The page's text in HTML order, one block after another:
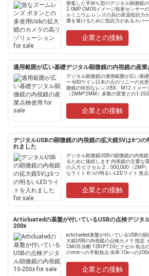
密集した手持ち型のデジタル顕微鏡
2.0MP CMOSイメージ投射センサー
ルミニウム レンズの貝の高温抵抗力
塵を避けるために抵抗力があるカバ
企業との接触
適用範囲が広い基礎デジタル顕微鏡の内視鏡の産業
デジタル顕微鏡の適用範囲が広い基
ー:600ライン日本の元のソニーの光
微鏡の特別なレンズ8X、M12 イメー
（2MM*2MM）多数の変更との1-25
企業との接触
デジタルUSBの顕微鏡の内視鏡の拡大鏡5Vは6つの
れました
デジタル顕微鏡USBの顕微鏡の内視
るために接続します 内視鏡の主要な
の入力 ピクセル:2，000,000 （2MP
なライト:6つの明るいLEDライト 焦点
企業との接触
Articluatedの基盤が付いているUSBの点検デジタ
200x
articluated基盤が付いているUSBの
大鏡USBの内視鏡の点検カメラ 指定:
CMOS 決断:1280*720ピクセル 焦点
のmmへの手動焦点 倍率:10xへの
企業との接触